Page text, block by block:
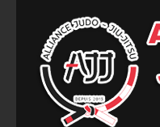
content